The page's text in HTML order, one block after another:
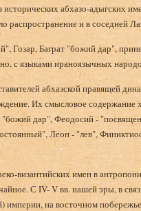
исторических абхазо-адыгских
распространение и в соседней
Гозар, Баграт "божий дар",
с языками ираноязычных
абхазской правящей
Их смысловое содержание
"божий дар", Феодосий -
Леон - "лев",
византийских имен в
С IV- V вв. нашей эры, в
империи, на восточном